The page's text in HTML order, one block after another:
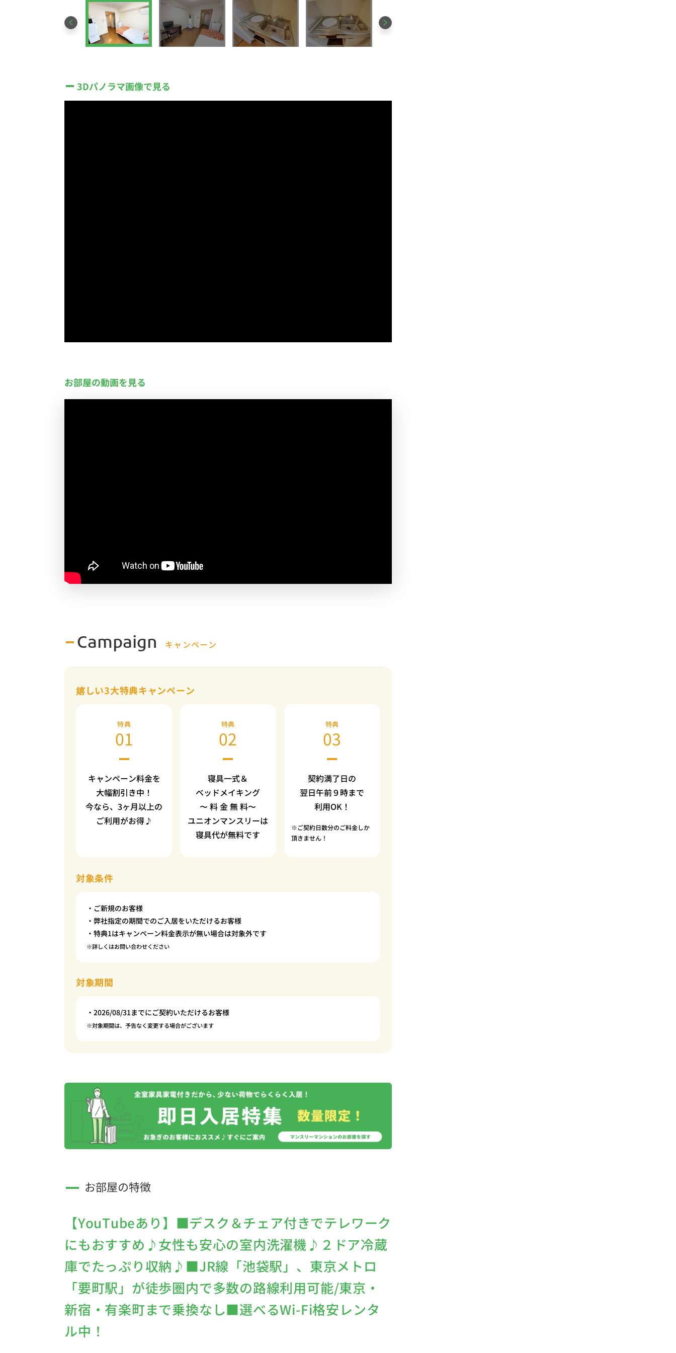
3Dパノラマ画像で見る
お部屋の動画を見る
Campaign キャンペーン
嬉しい3大特典キャンペーン
特典
01
キャンペーン料金を
大幅割引き中！
今なら、3ヶ月以上の
ご利用がお得♪
特典
02
寝具一式＆
ベッドメイキング
〜 料 金 無 料〜
ユニオンマンスリーは
寝具代が無料です
特典
03
契約満了日の
翌日午前９時まで
利用OK！
※ご契約日数分のご料金しか
頂きません！
対象条件
・ご新規のお客様
・弊社指定の期間でのご入居をいただけるお客様
・特典1はキャンペーン料金表示が無い場合は対象外です
※詳しくはお問い合わせください
対象期間
・2026/08/31までにご契約いただけるお客様
※対象期間は、予告なく変更する場合がございます
お部屋の特徴
【YouTubeあり】■デスク＆チェア付きでテレワーク
にもおすすめ♪女性も安心の室内洗濯機♪２ドア冷蔵
庫でたっぷり収納♪■JR線「池袋駅」、東京メトロ
「要町駅」が徒歩圏内で多数の路線利用可能/東京・
新宿・有楽町まで乗換なし■選べるWi-Fi格安レンタ
ル中！